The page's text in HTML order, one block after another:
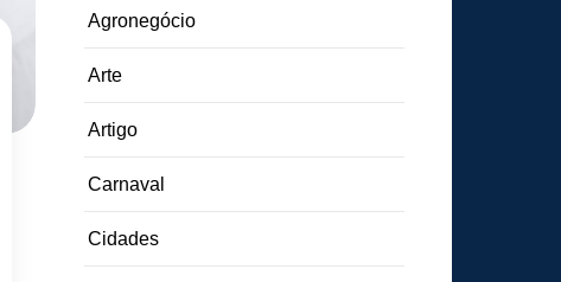
Agronegócio
Arte
Artigo
Carnaval
Cidades